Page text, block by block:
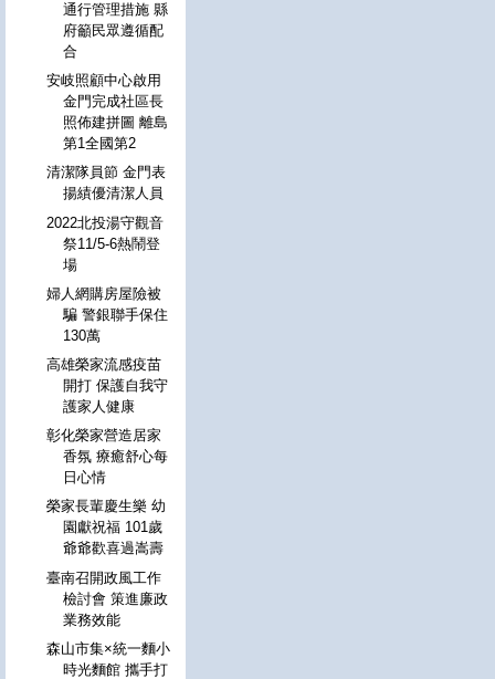
通行管理措施 縣
府籲民眾遵循配
合
安岐照顧中心啟用
金門完成社區長
照佈建拼圖 離島
第1全國第2
清潔隊員節 金門表
揚績優清潔人員
2022北投湯守觀音
祭11/5-6熱鬧登
場
婦人網購房屋險被
騙 警銀聯手保住
130萬
高雄榮家流感疫苗
開打 保護自我守
護家人健康
彰化榮家營造居家
香氛 療癒舒心每
日心情
榮家長輩慶生樂 幼
園獻祝福 101歲
爺爺歡喜過嵩壽
臺南召開政風工作
檢討會 策進廉政
業務效能
森山市集×統一麵小
時光麵館 攜手打